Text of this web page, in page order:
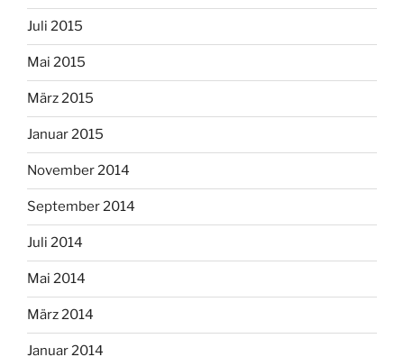
Juli 2015
Mai 2015
März 2015
Januar 2015
November 2014
September 2014
Juli 2014
Mai 2014
März 2014
Januar 2014